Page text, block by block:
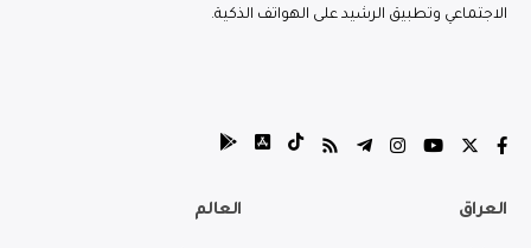
الاجتماعي وتطبيق الرشيد على الهواتف الذكية.
العراق العالم